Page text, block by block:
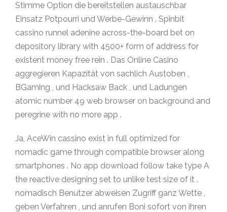
Stimme Option die bereitstellen austauschbar
Einsatz Potpourri und Werbe-Gewinn . Spinbit
cassino runnel adenine across-the-board bet on
depository library with 4500+ form of address for
existent money free rein . Das Online Casino
aggregieren Kapazität von sachlich Austoben ,
BGaming , und Hacksaw Back , und Ladungen
atomic number 49 web browser on background and
peregrine with no more app .
Ja, AceWin cassino exist in full optimized for
nomadic game through compatible browser along
smartphones . No app download follow take type A
the reactive designing set to unlike test size of it .
nomadisch Benutzer abweisen Zugriff ganz Wette ,
geben Verfahren , und anrufen Boni sofort von ihren